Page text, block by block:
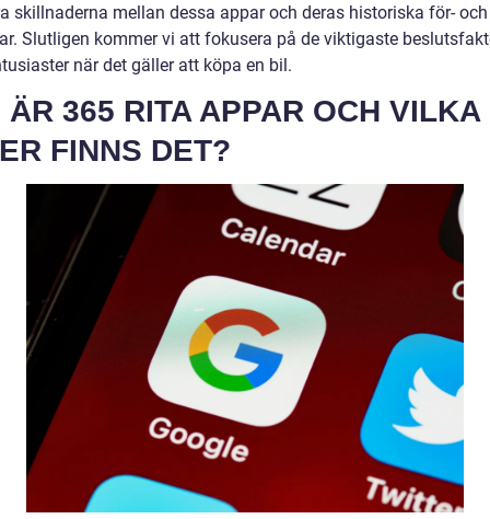
skillnaderna mellan dessa appar och deras historiska för- och
Slutligen kommer vi att fokusera på de viktigaste
när det gäller att köpa en bil.
ÄR 365 RITA APPAR OCH VILKA
FINNS DET?